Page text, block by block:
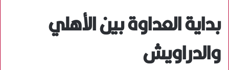
بداية العداوة بين الأهلي
والدراويش